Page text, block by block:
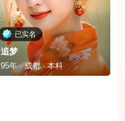
已实名
追梦
95年 · 成都 · 本科